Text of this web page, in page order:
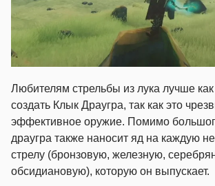
Любителям стрельбы из лука лучше
создать Клык Драугра, так как это
эффективное оружие. Помимо
драугра также наносит яд на каждую
стрелу (бронзовую, железную,
обсидиановую), которую он выпускает.